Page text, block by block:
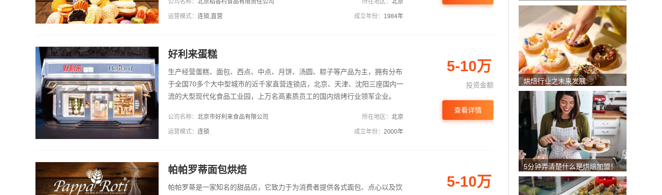
公司名称： 北京稻香村食品有限责任公司 所在地区： 北京
运营模式： 连锁,直营 成立年份： 1984年
好利来蛋糕
生产经营蛋糕、面包、西点、中点、月饼、汤圆、粽子等产品为主，拥有分布
于全国70多个大中型城市的近千家直营连锁店，北京、天津、沈阳三座国内一
流的大型现代化食品工业园，上万名高素质员工的国内焙烤行业领军企业。
公司名称： 北京市好利来食品有限公司 所在地区： 北京
运营模式： 连锁 成立年份： 2000年
5-10万
投资金额
查看详情
帕帕罗蒂面包烘焙
帕帕罗蒂是一家知名的甜品店，它致力于为消费者提供各式面包、点心以及饮
5-10万
烘焙行业之未来发展
5分钟弄清楚什么是烘焙加盟！